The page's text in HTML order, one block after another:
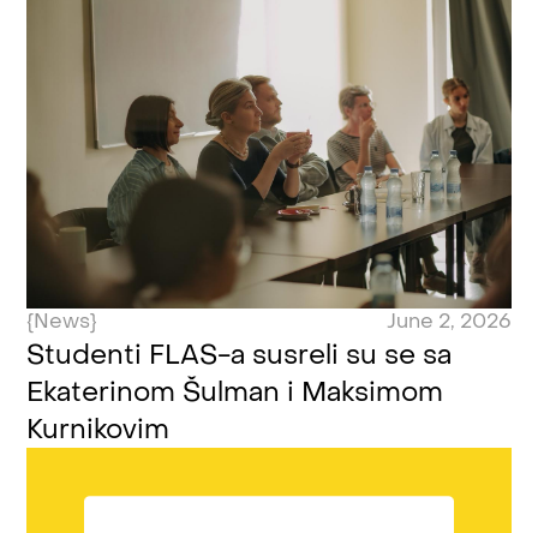
{News} June 2, 2026
Studenti FLAS-a susreli su se sa
Ekaterinom Šulman i Maksimom
Kurnikovim